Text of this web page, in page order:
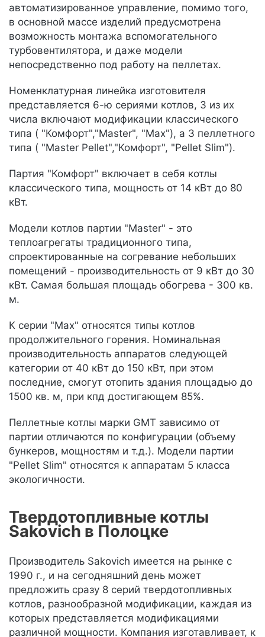
автоматизированное управление, помимо того,
в основной массе изделий предусмотрена
возможность монтажа вспомогательного
турбовентилятора, и даже модели
непосредственно под работу на пеллетах.
Номенклатурная линейка изготовителя
представляется 6-ю сериями котлов, 3 из их
числа включают модификации классического
типа ( "Комфорт","Master", "Max"), а 3 пеллетного
типа ( "Master Pellet","Комфорт", "Pellet Slim").
Партия "Комфорт" включает в себя котлы
классического типа, мощность от 14 кВт до 80
кВт.
Модели котлов партии "Master" - это
теплоагрегаты традиционного типа,
спроектированные на согревание небольших
помещений - производительность от 9 кВт до 30
кВт. Самая большая площадь обогрева - 300 кв.
м.
К серии "Max" относятся типы котлов
продолжительного горения. Номинальная
производительность аппаратов следующей
категории от 40 кВт до 150 кВт, при этом
последние, смогут отопить здания площадью до
1500 кв. м, при кпд достигающем 85%.
Пеллетные котлы марки GMT зависимо от
партии отличаются по конфигурации (объему
бункеров, мощностям и т.д.). Модели партии
"Pellet Slim" относятся к аппаратам 5 класса
экологичности.
Твердотопливные котлы
Sakovich в Полоцке
Производитель Sakovich имеется на рынке с
1990 г., и на сегодняшний день может
предложить сразу 8 серий твердотопливных
котлов, разнообразной модификации, каждая из
которых представляется модификациями
различной мощности. Компания изготавливает, к